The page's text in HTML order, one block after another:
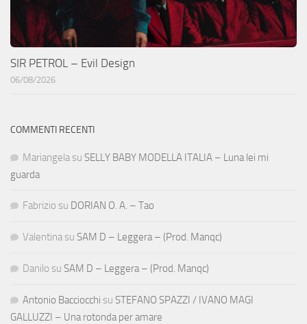
SIR PETROL – Evil Design
06/08/2026
COMMENTI RECENTI
Mariangela su SELLY BABY MODELLA ITALIA – Luna lei mi
guarda
Fabrizio su DORIAN O. A. – Tao
Valentina su SAM D – Leggera – (Prod. Manqc)
Danilo su SAM D – Leggera – (Prod. Manqc)
Antonio Bacciocchi su STEFANO SPAZZI / IVANO MAGI
GALLUZZI – Una rotonda per amare